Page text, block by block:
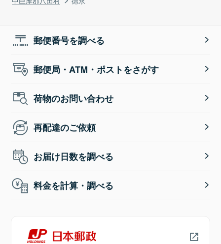
郵便番号を調べる
郵便局・ATM・ポストをさがす
荷物のお問い合わせ
再配達のご依頼
お届け日数を調べる
料金を計算・調べる